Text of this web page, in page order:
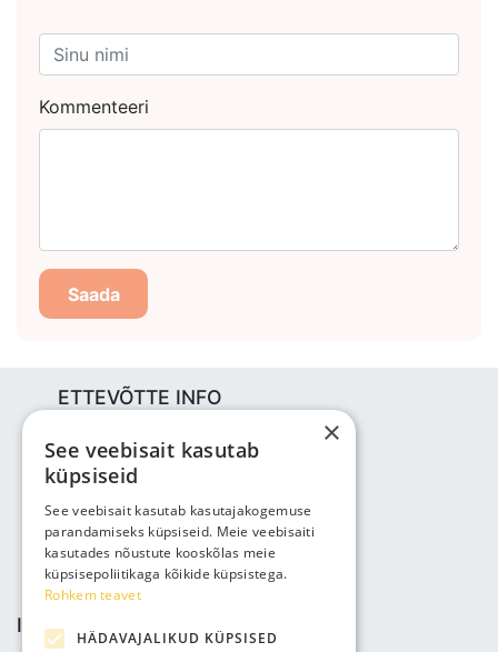
Kommenteeri
Saada
ETTEVÕTTE INFO
Vabaõhukooli tee 4, Tallinn, 12013
Reg nr: 14690362
KM: EE102147285
Telefon: +3725143691
info@bjuti.ee
INFO JA TINGIMUSED
×
See veebisait kasutab
küpsiseid
See veebisait kasutab kasutajakogemuse
parandamiseks küpsiseid. Meie veebisaiti
kasutades nõustute kooskõlas meie
küpsisepoliitikaga kõikide küpsistega.
Rohkem teavet
HÄDAVAJALIKUD KÜPSISED